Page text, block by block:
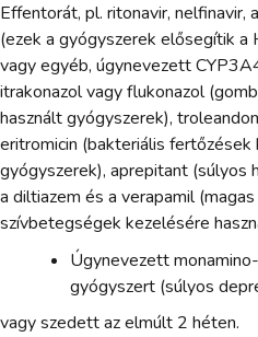
Effentorát, pl. ritonavir, nelfinavir,
(ezek a gyógyszerek elősegítik
vagy egyéb, úgynevezett
itrakonazol vagy flukonazol
használt gyógyszerek),
eritromicin (bakteriális
gyógyszerek), aprepitant (súlyos
a diltiazem és a verapamil
szívbetegségek kezelésére
Úgynevezett
gyógyszert (súlyos
vagy szedett az elmúlt 2 héten.